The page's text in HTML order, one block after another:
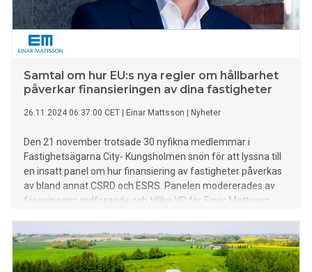
Samtal om hur EU:s nya regler om hållbarhet
påverkar finansieringen av dina fastigheter
26.11.2024 06:37:00 CET Einar Mattsson Nyheter
Den 21 november trotsade 30 nyfikna medlemmar i
Fastighetsägarna City- Kungsholmen snön för att lyssna till
en insatt panel om hur finansiering av fastigheter påverkas
av bland annat CSRD och ESRS. Panelen modererades av
föreningens ordförande och tillika VD för Einar Mattsson